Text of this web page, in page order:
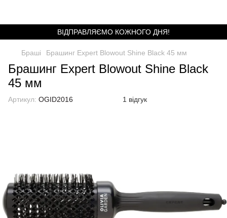
ВІДПРАВЛЯЄМО КОЖНОГО ДНЯ!
Браші Брашинг Expert Blowout Shine Black 45 мм
Брашинг Expert Blowout Shine Black
45 мм
Артикул: OGID2016 1 відгук